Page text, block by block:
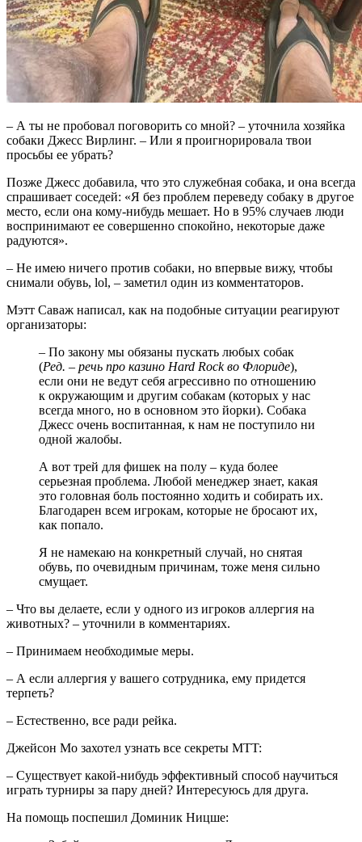
– А ты не пробовал поговорить со мной? – уточнила хозяйка
собаки Джесс Вирлинг. – Или я проигнорировала твои
просьбы ее убрать?
Позже Джесс добавила, что это служебная собака, и она всегда
спрашивает соседей: «Я без проблем переведу собаку в другое
место, если она кому-нибудь мешает. Но в 95% случаев люди
воспринимают ее совершенно спокойно, некоторые даже
радуются».
– Не имею ничего против собаки, но впервые вижу, чтобы
снимали обувь, lol, – заметил один из комментаторов.
Мэтт Саваж написал, как на подобные ситуации реагируют
организаторы:
– По закону мы обязаны пускать любых собак
(Ред. – речь про казино Hard Rock во Флориде),
если они не ведут себя агрессивно по отношению
к окружающим и другим собакам (которых у нас
всегда много, но в основном это йорки). Собака
Джесс очень воспитанная, к нам не поступило ни
одной жалобы.
А вот трей для фишек на полу – куда более
серьезная проблема. Любой менеджер знает, какая
это головная боль постоянно ходить и собирать их.
Благодарен всем игрокам, которые не бросают их,
как попало.
Я не намекаю на конкретный случай, но снятая
обувь, по очевидным причинам, тоже меня сильно
смущает.
– Что вы делаете, если у одного из игроков аллергия на
животных? – уточнили в комментариях.
– Принимаем необходимые меры.
– А если аллергия у вашего сотрудника, ему придется
терпеть?
– Естественно, все ради рейка.
Джейсон Мо захотел узнать все секреты MTT:
– Существует какой-нибудь эффективный способ научиться
играть турниры за пару дней? Интересуюсь для друга.
На помощь поспешил Доминик Ницше: